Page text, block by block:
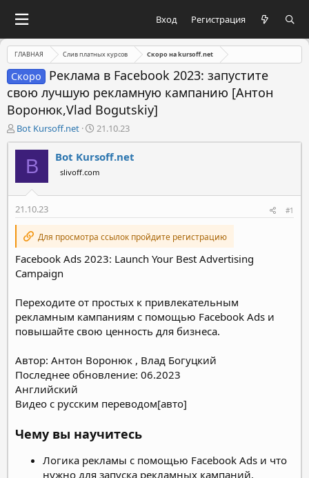
Вход Регистрация
ГЛАВНАЯ Слив платных курсов Скоро на kursoff.net
Скоро
Реклама в Facebook 2023: запустите
свою лучшую рекламную кампанию [Антон
Воронюк,Vlad Bogutskiy]
А
в
т
м
ы
Bot Kursoff.net
Д
а
т
а
н
а
а
21.10.23
B Bot Kursoff.net
slivoff.com
21.10.23 #1
Для просмотра ссылок пройдите регистрацию
Facebook Ads 2023: Launch Your Best Advertising
Campaign
Переходите от простых к привлекательным
рекламным кампаниям с помощью Facebook Ads и
повышайте свою ценность для бизнеса.
Автор: Антон Воронюк , Влад Богуцкий
Последнее обновление: 06.2023
Английский
Видео с русским переводом[авто]
Чему вы научитесь
Логика рекламы с помощью Facebook Ads и что
нужно для запуска рекламных кампаний.